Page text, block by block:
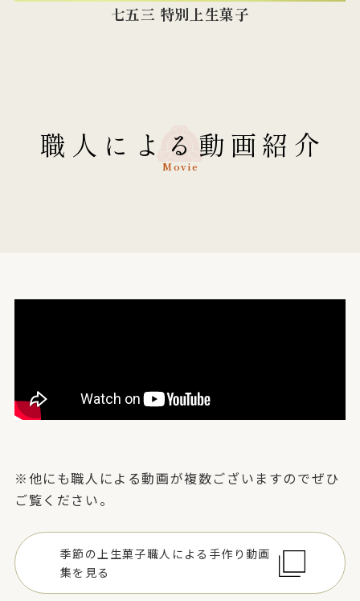
七五三 特別上生菓子
職人による動画紹介
Movie
※他にも職人による動画が複数ございますのでぜひ
ご覧ください。
季節の上生菓子職人による手作り動画
集を見る